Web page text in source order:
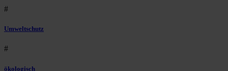
#
Umweltschutz
#
ökologisch